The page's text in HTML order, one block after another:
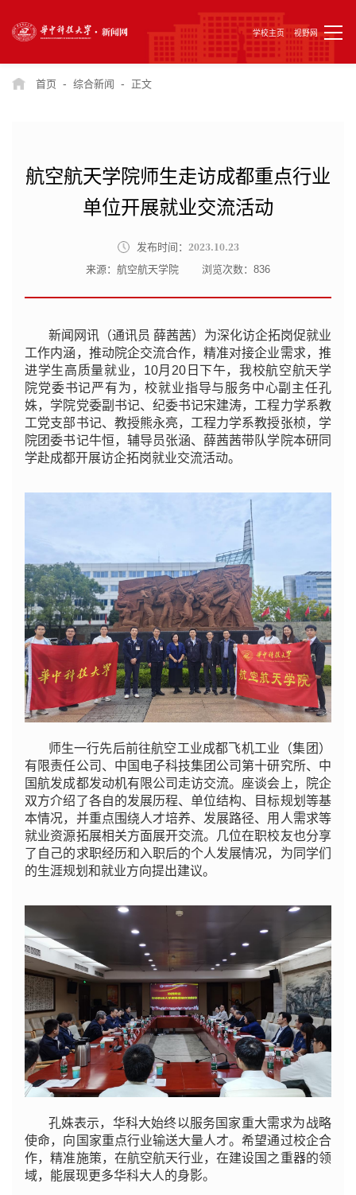
学校主页 视野网
首页 - 综合新闻 - 正文
航空航天学院师生走访成都重点行业
单位开展就业交流活动
发布时间： 2023.10.23
来源：航空航天学院 浏览次数： 836
新闻网讯（通讯员 薛茜茜）为深化访企拓岗促就业
工作内涵，推动院企交流合作，精准对接企业需求，推
进学生高质量就业，10月20日下午，我校航空航天学
院党委书记严有为，校就业指导与服务中心副主任孔
姝，学院党委副书记、纪委书记宋建涛，工程力学系教
工党支部书记、教授熊永亮，工程力学系教授张桢，学
院团委书记牛恒，辅导员张涵、薛茜茜带队学院本研同
学赴成都开展访企拓岗就业交流活动。
师生一行先后前往航空工业成都飞机工业（集团）
有限责任公司、中国电子科技集团公司第十研究所、中
国航发成都发动机有限公司走访交流。座谈会上，院企
双方介绍了各自的发展历程、单位结构、目标规划等基
本情况，并重点围绕人才培养、发展路径、用人需求等
就业资源拓展相关方面展开交流。几位在职校友也分享
了自己的求职经历和入职后的个人发展情况，为同学们
的生涯规划和就业方向提出建议。
孔姝表示，华科大始终以服务国家重大需求为战略
使命，向国家重点行业输送大量人才。希望通过校企合
作，精准施策，在航空航天行业，在建设国之重器的领
域，能展现更多华科大人的身影。